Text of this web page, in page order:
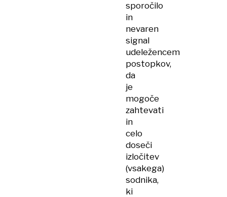
sporočilo
in
nevaren
signal
udeležencem
postopkov,
da
je
mogoče
zahtevati
in
celo
doseči
izločitev
(vsakega)
sodnika,
ki